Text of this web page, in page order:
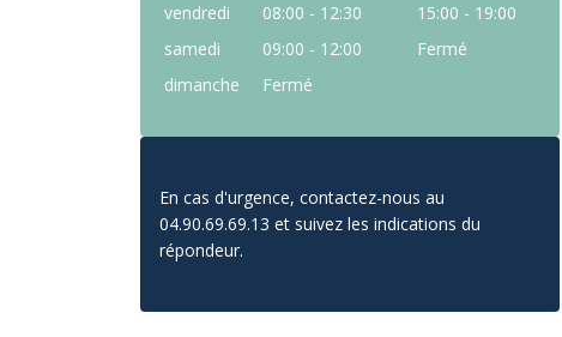
vendredi
08:00 - 12:30
15:00 - 19:00
samedi
09:00 - 12:00
Fermé
dimanche
Fermé
En cas d'urgence, contactez-nous au
04.90.69.69.13 et suivez les indications du
répondeur.